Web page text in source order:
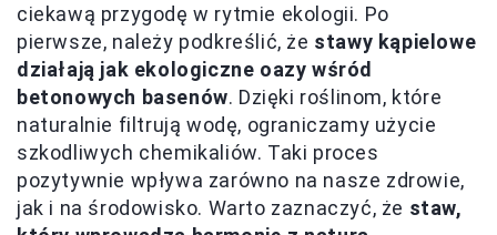
ciekawą przygodę w rytmie ekologii. Po
pierwsze, należy podkreślić, że stawy kąpielowe
działają jak ekologiczne oazy wśród
betonowych basenów. Dzięki roślinom, które
naturalnie filtrują wodę, ograniczamy użycie
szkodliwych chemikaliów. Taki proces
pozytywnie wpływa zarówno na nasze zdrowie,
jak i na środowisko. Warto zaznaczyć, że staw,